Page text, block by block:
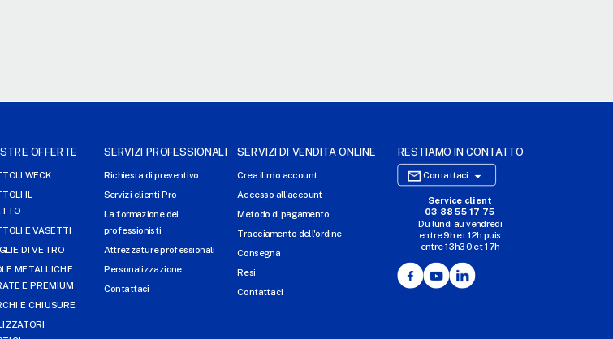
OFFERTE
WECK
IL
E VASETTI
DI VETRO
METALLICHE
E PREMIUM
E CHIUSURE
SERVIZI PROFESSIONALI
Richiesta di preventivo
Servizi clienti Pro
La formazione dei
professionisti
Attrezzature professionali
Personalizzazione
Contattaci
SERVIZI DI VENDITA ONLINE
Crea il mio account
Accesso all'account
Metodo di pagamento
Tracciamento dell'ordine
Consegna
Resi
Contattaci
RESTIAMO IN CONTATTO
Contattaci 
SITO WEB DI E-COMMERCE
I NOSTRI UFFICI
MASSILLY CONSERVOR
Service client
03 88 55 17 75
Du lundi au vendredi
entre 9h et 12h puis
entre 13h30 et 17h
FacebookYouTube